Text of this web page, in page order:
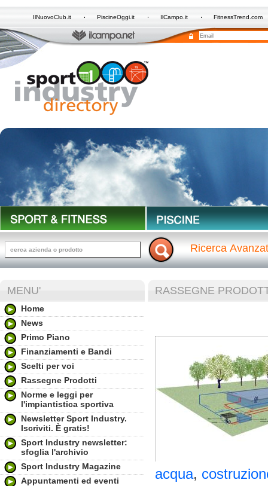
IlNuovoClub.it PiscineOggi.it IlCampo.it FitnessTrend.com
Ricerca
MENU'
Home
News
Primo Piano
Finanziamenti e Bandi
Scelti per voi
Rassegne Prodotti
Norme e leggi per
l'impiantistica sportiva
Newsletter Sport Industry.
Iscriviti. È gratis!
Sport Industry newsletter:
sfoglia l'archivio
Sport Industry Magazine
Appuntamenti ed eventi
RASSEGNE
acqua,